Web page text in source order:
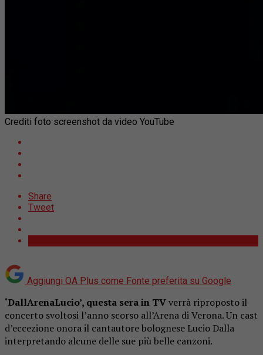
Crediti foto screenshot da video YouTube
Share
Tweet
Aggiungi OA Plus come Fonte preferita su Google
‘DallArenaLucio’, questa sera in TVverrà riproposto il
concerto svoltosi l’anno scorso all’Arena di Verona. Un cast
d’eccezione onora il cantautore bolognese Lucio Dalla
interpretando alcune delle sue più belle canzoni.